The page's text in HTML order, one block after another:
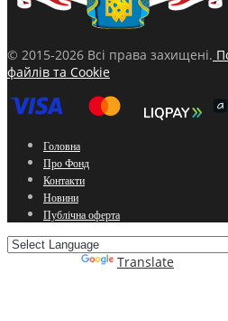
© 2015-2026 Всі права захищені.
файлів та Cookie
Головна
Про Фонд
Контакти
Новини
Публічна оферта
Translate